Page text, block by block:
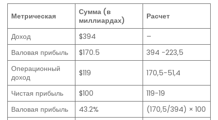
Метрическая
Сумма (в
миллиардах)
Расчет
Доход $394
–
Валовая прибыль
$170.5
394 −223,5
Операционный
доход
$119 170,5−51,4
Чистая прибыль $100
119−19
Валовая прибыль
43.2%
(170,5/394) × 100